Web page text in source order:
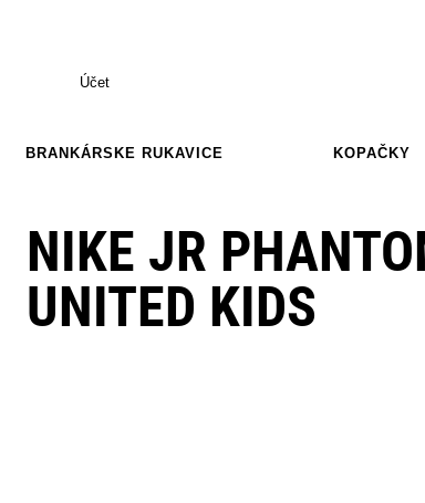
Účet
BRANKÁRSKE RUKAVICE KOPAČKY
NIKE JR
UNITED KIDS